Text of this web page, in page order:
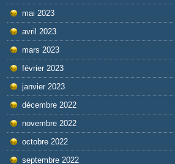
mai 2023
avril 2023
mars 2023
février 2023
janvier 2023
décembre 2022
novembre 2022
octobre 2022
septembre 2022